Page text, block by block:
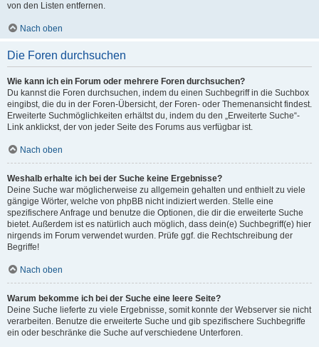
von den Listen entfernen.
Nach oben
Die Foren durchsuchen
Wie kann ich ein Forum oder mehrere Foren durchsuchen?
Du kannst die Foren durchsuchen, indem du einen Suchbegriff in die Suchbox
eingibst, die du in der Foren-Übersicht, der Foren- oder Themenansicht findest.
Erweiterte Suchmöglichkeiten erhältst du, indem du den „Erweiterte Suche“-
Link anklickst, der von jeder Seite des Forums aus verfügbar ist.
Nach oben
Weshalb erhalte ich bei der Suche keine Ergebnisse?
Deine Suche war möglicherweise zu allgemein gehalten und enthielt zu viele
gängige Wörter, welche von phpBB nicht indiziert werden. Stelle eine
spezifischere Anfrage und benutze die Optionen, die dir die erweiterte Suche
bietet. Außerdem ist es natürlich auch möglich, dass dein(e) Suchbegriff(e) hier
nirgends im Forum verwendet wurden. Prüfe ggf. die Rechtschreibung der
Begriffe!
Nach oben
Warum bekomme ich bei der Suche eine leere Seite?
Deine Suche lieferte zu viele Ergebnisse, somit konnte der Webserver sie nicht
verarbeiten. Benutze die erweiterte Suche und gib spezifischere Suchbegriffe
ein oder beschränke die Suche auf verschiedene Unterforen.